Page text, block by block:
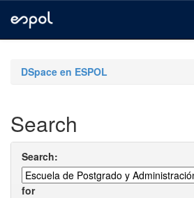
navigationDSpace en ESPOL
Search
Search:
for